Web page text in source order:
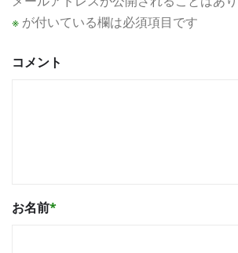
※ が付いている欄は必須項目です
コメント
お名前*